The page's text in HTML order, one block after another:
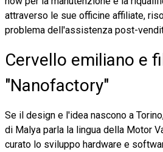
attraverso le sue officine affiliate,
problema dell'assistenza post-
Cervello emiliano e
"Nanofactory"
Se il design e l'idea nascono a
di Malya parla la lingua della Motor
curato lo sviluppo hardware e